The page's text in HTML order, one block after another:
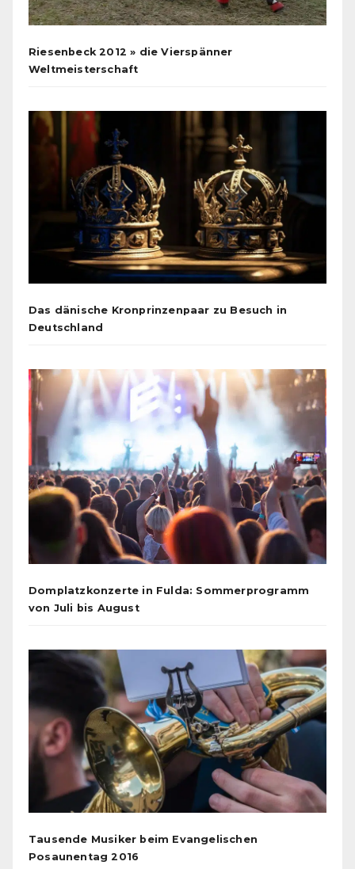
Riesenbeck 2012 » die Vierspänner
Weltmeisterschaft
Das dänische Kronprinzenpaar zu Besuch in
Deutschland
Domplatzkonzerte in Fulda: Sommerprogramm
von Juli bis August
Tausende Musiker beim Evangelischen
Posaunentag 2016